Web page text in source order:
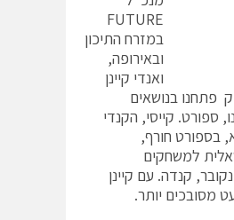
במזרח התיכון
ובאירופה,
ואנדי קיינן
פתחנו בנושאים
ספורט. קייסי, הקנדי
בספורט חורף,
למשחקים
קנדה. עם קיינן
מסובכים יותר.